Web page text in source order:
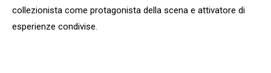
collezionista come protagonista della scena e attivatore di
esperienze condivise.